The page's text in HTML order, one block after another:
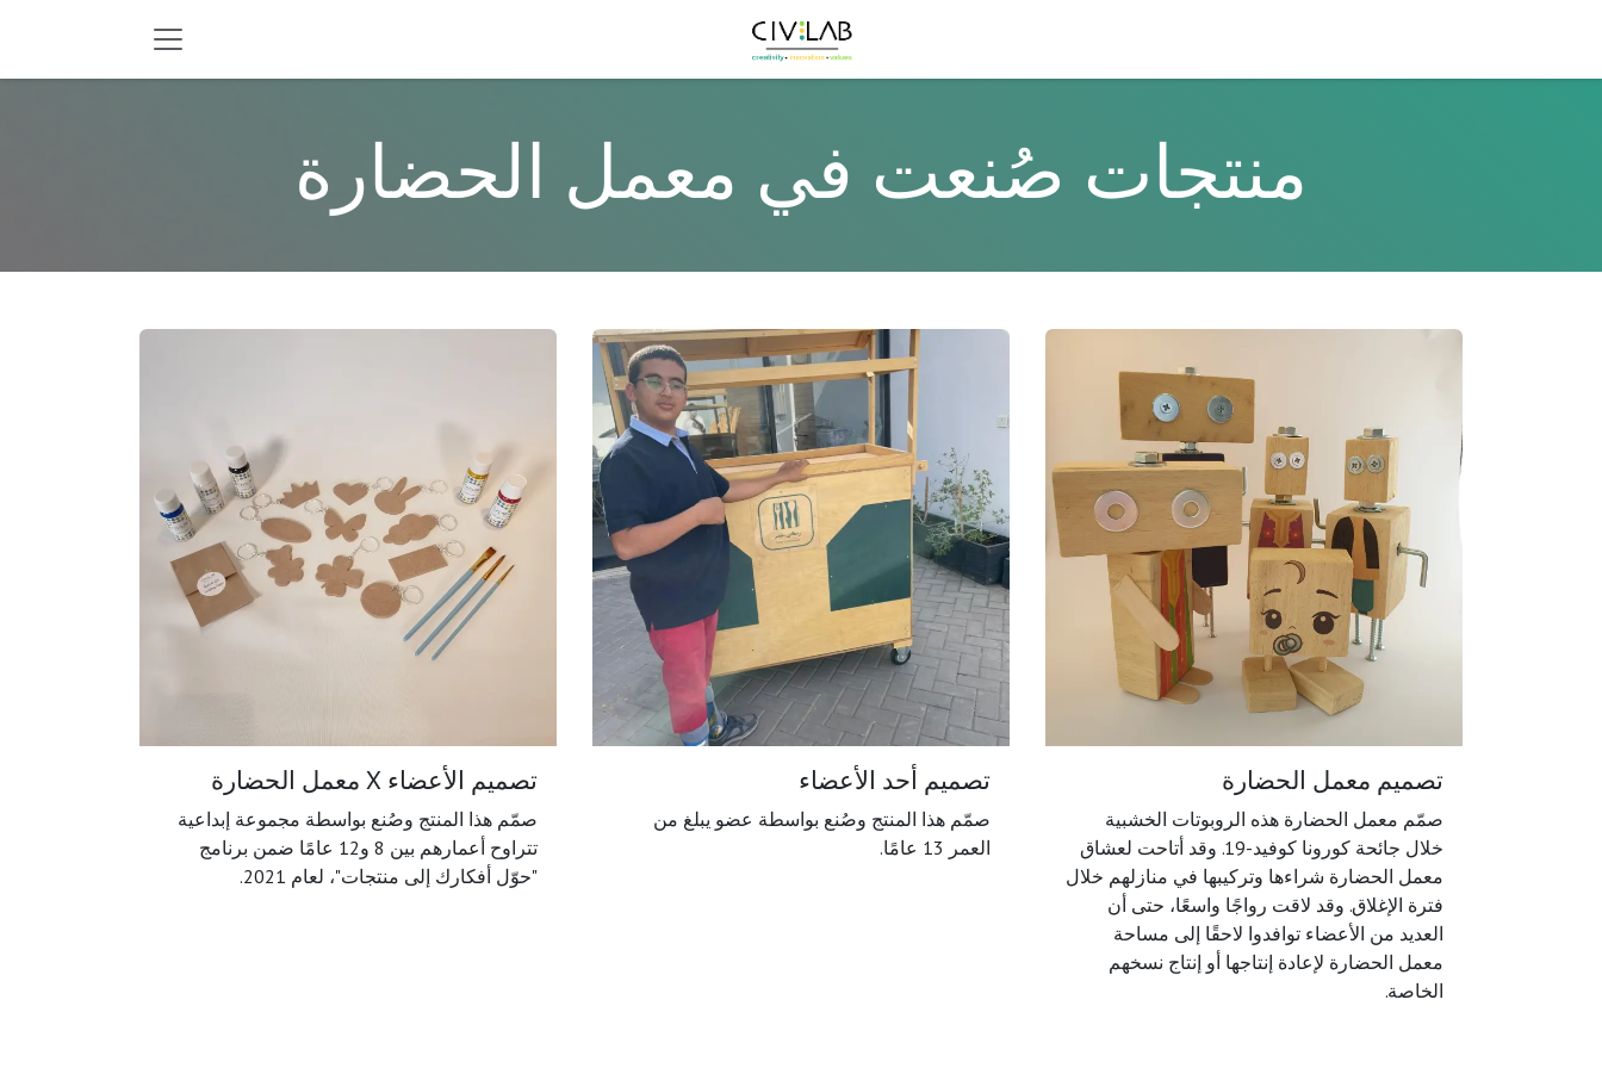
منتجات صُنعت في معمل الحضارة
تصميم معمل الحضارة
صمّم معمل الحضارة هذه الروبوتات الخشبية
خلال جائحة كورونا كوفيد-19. وقد أتاحت لعشاق
معمل الحضارة شراءها وتركيبها في منازلهم خلال
فترة الإغلاق. وقد لاقت رواجًا واسعًا، حتى أن
العديد من الأعضاء توافدوا لاحقًا إلى مساحة
معمل الحضارة لإعادة إنتاجها أو إنتاج نسخهم
الخاصة.
تصميم أحد الأعضاء
صمّم هذا المنتج وصُنع بواسطة عضو يبلغ من
العمر 13 عامًا.
تصميم الأعضاء X معمل الحضارة
صمّم هذا المنتج وصُنع بواسطة مجموعة إبداعية
تتراوح أعمارهم بين 8 و12 عامًا ضمن برنامج
"حوّل أفكارك إلى منتجات"، لعام 2021.